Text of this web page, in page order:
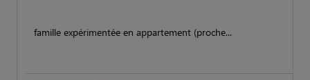
famille expérimentée en appartement (proche...